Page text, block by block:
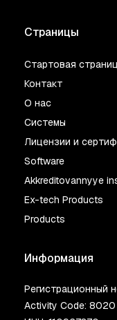
Страницы
Стартовая
Контакт
О нас
Системы
Лицензии и
Software
Akkreditovannyye
Ex-tech Products
Products
Информация
Регистрационный
Activity Code: 8020